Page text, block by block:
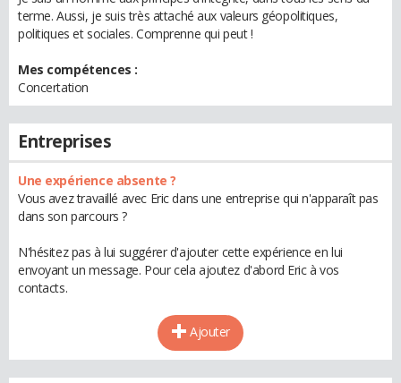
terme. Aussi, je suis très attaché aux valeurs géopolitiques,
politiques et sociales. Comprenne qui peut !
Mes compétences :
Concertation
Entreprises
Une expérience absente ?
Vous avez travaillé avec Eric dans une entreprise qui n'apparaît pas
dans son parcours ?
N'hésitez pas à lui suggérer d'ajouter cette expérience en lui
envoyant un message. Pour cela ajoutez d'abord Eric à vos
contacts.
Ajouter